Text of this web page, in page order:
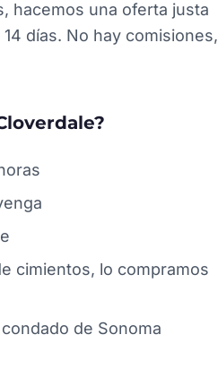
hacemos una oferta justa
días. No hay comisiones,
cimientos, lo compramos
de Sonoma